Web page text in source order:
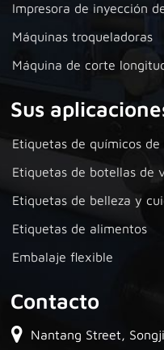
Impresora de inyección
Máquinas troqueladoras
Máquina de corte
Sus
Etiquetas de químicos
Etiquetas de botellas de
Etiquetas de belleza y
Etiquetas de alimentos
Embalaje flexible
Contacto
Nantang Street,